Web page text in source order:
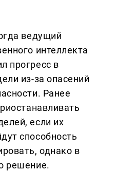
ведущий
интеллекта
прогресс в
из-за опасений
Ранее
если их
способность
однако в
решение.